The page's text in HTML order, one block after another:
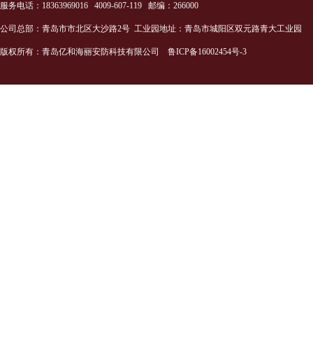
服务电话：18363969016 4009-607-119 邮编：266000
公司总部：青岛市市北区大沙路2号 工业园地址：青岛市城阳区双元路青大工业园
版权所有：青岛亿和海丽安防科技有限公司 鲁ICP备16002454号-3